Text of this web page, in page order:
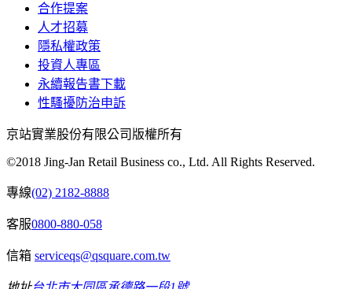
合作提案
人才招募
隱私權政策
投資人專區
永續報告書下載
性騷擾防治申訴
京站實業股份有限公司版權所有
©2018 Jing-Jan Retail Business co., Ltd. All Rights Reserved.
專線(02) 2182-8888
客服0800-880-058
信箱 serviceqs@qsquare.com.tw